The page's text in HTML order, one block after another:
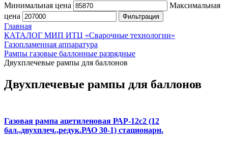
Минимальная цена
Максимальная
цена
Фильтрация
Главная
КАТАЛОГ МИП ИТЦ «Сварочные технологии»
Газопламенная аппаратура
Рампы газовые баллонные разрядные
Двухплечевые рампы для баллонов
Двухплечевые рампы для баллонов
Газовая рампа ацетиленовая РАР-12с2 (12
бал.,двухплеч.,редук.РАО 30-1) стационарн.